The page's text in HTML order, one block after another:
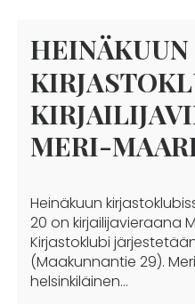
HEINÄKUUN
MERI-
Heinäkuun
20 on kirjailijavieraana
Kirjastoklubi
(Maakunnantie 29).
helsinkiläinen…